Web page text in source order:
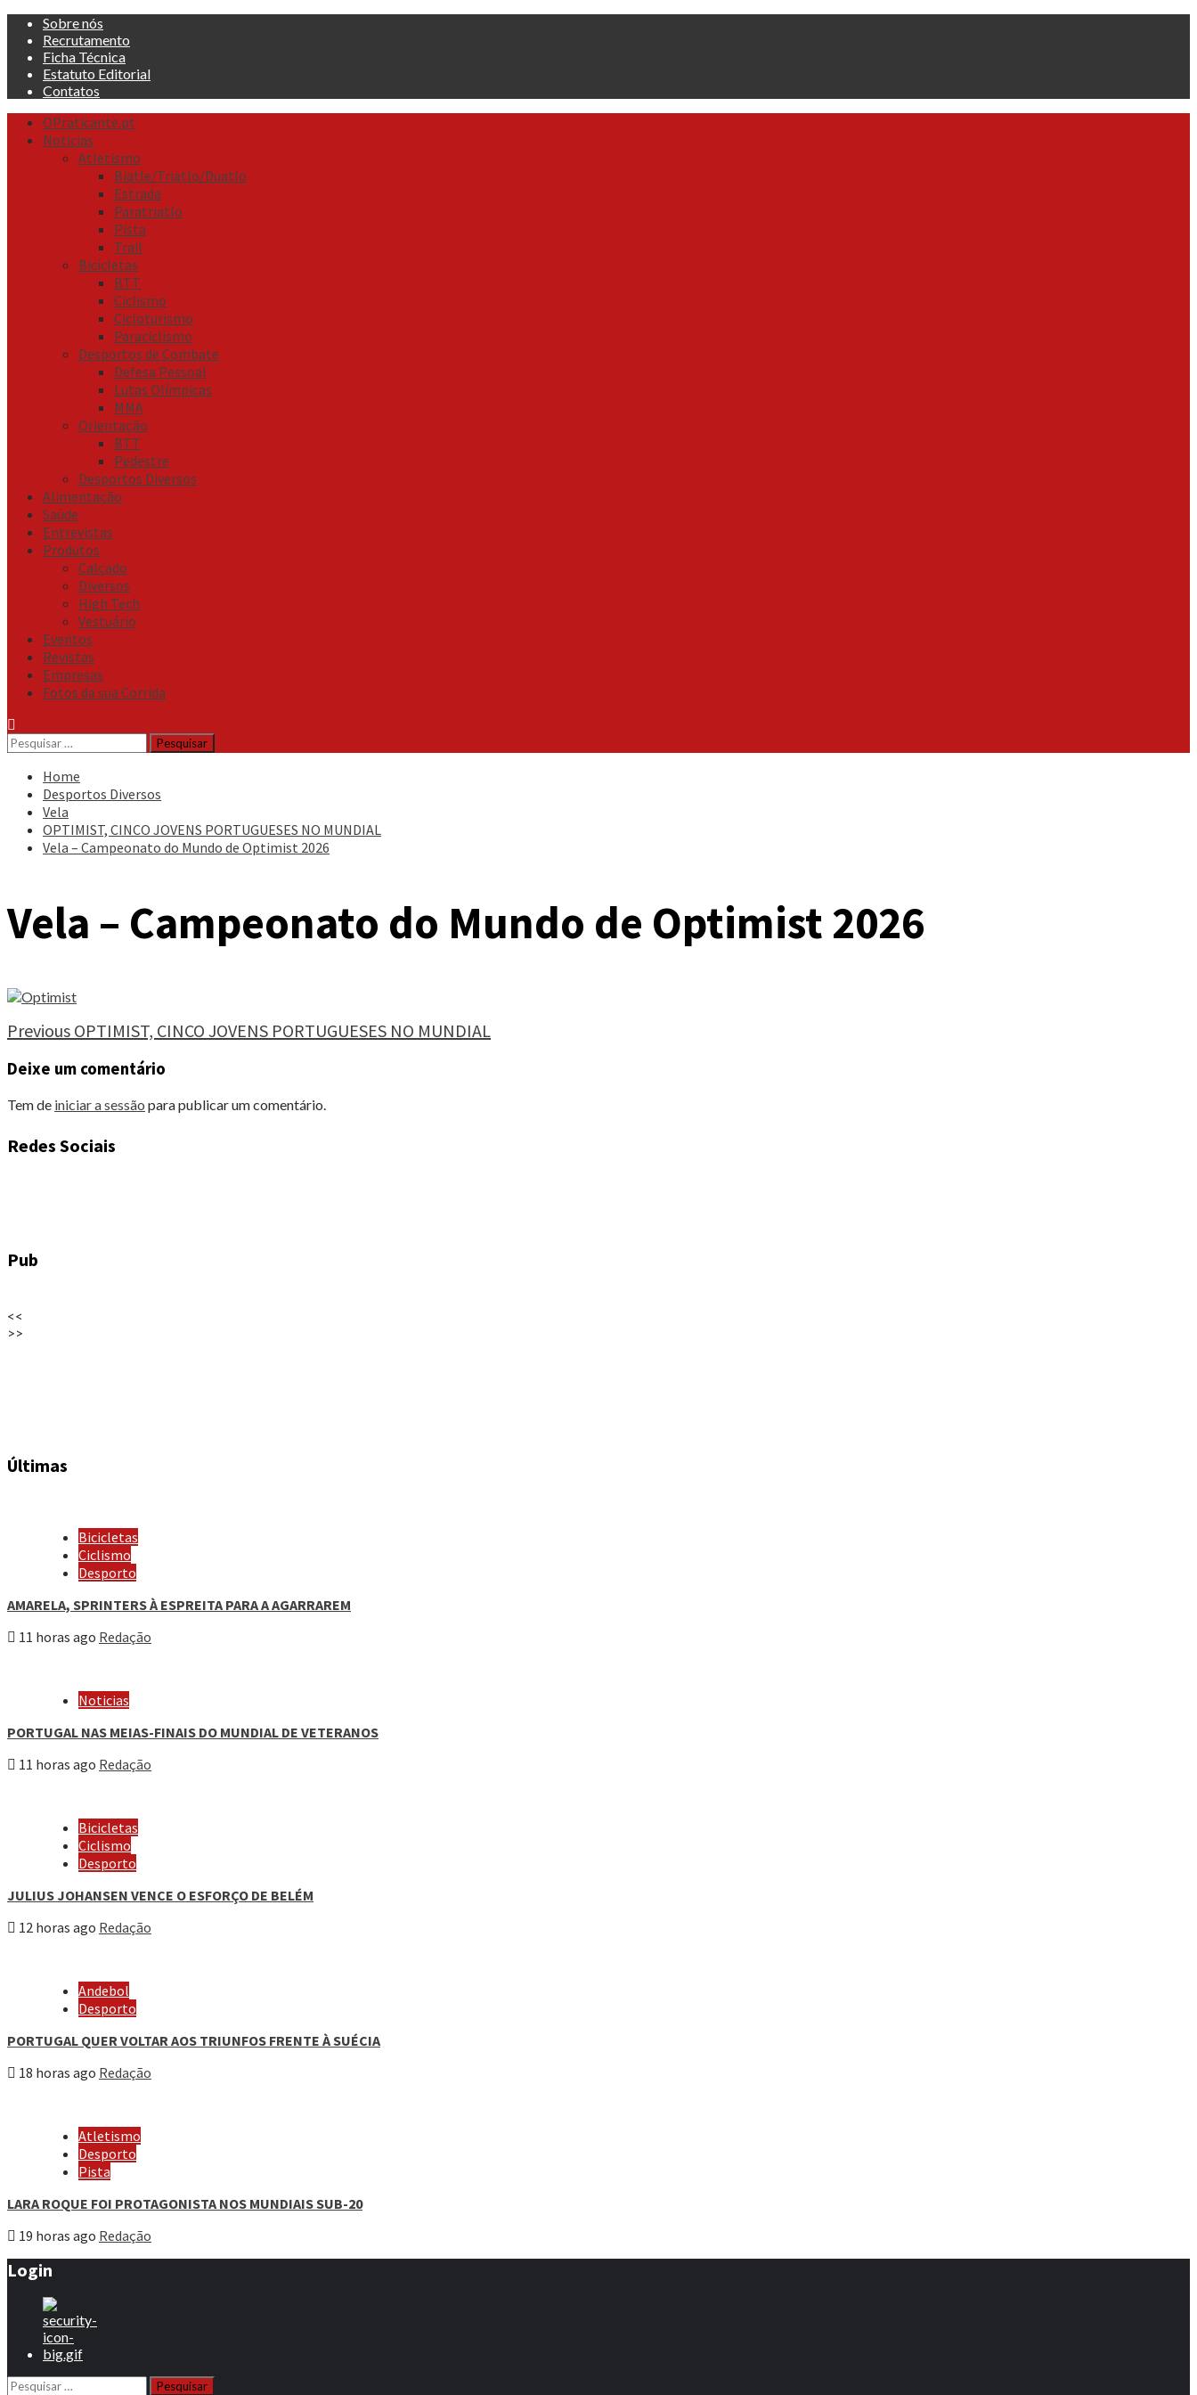
Skip
content
Sobre nós
Recrutamento
Ficha Técnica
Estatuto Editorial
Contatos
Primary
Menu
OPraticante.pt
Noticias
Atletismo
Biatle/Triatlo/Duatlo
Estrada
Paratriatlo
Pista
Trail
Bicicletas
BTT
Ciclismo
Cicloturismo
Paraciclismo
Desportos de Combate
Defesa Pessoal
Lutas Olímpicas
MMA
Orientação
BTT
Pedestre
Desportos Diversos
Alimentação
Saúde
Entrevistas
Produtos
Calçado
Diversos
High Tech
Vestuário
Eventos
Revistas
Empresas
Fotos da sua Corrida
Pesquisar
por:
Home
Desportos Diversos
Vela
OPTIMIST, CINCO JOVENS PORTUGUESES NO MUNDIAL
Vela – Campeonato do Mundo de Optimist 2026
Vela – Campeonato do Mundo de Optimist 2026
Continue
Reading
Previous OPTIMIST, CINCO JOVENS PORTUGUESES NO MUNDIAL
Deixe um comentário
Tem de iniciar a sessão para publicar um comentário.
Redes Sociais
Pub
<<
>>
Últimas
Bicicletas
Ciclismo
Desporto
AMARELA, SPRINTERS À ESPREITA PARA A AGARRAREM
11 horas ago Redação
Noticias
PORTUGAL NAS MEIAS-FINAIS DO MUNDIAL DE VETERANOS
11 horas ago Redação
Bicicletas
Ciclismo
Desporto
JULIUS JOHANSEN VENCE O ESFORÇO DE BELÉM
12 horas ago Redação
Andebol
Desporto
PORTUGAL QUER VOLTAR AOS TRIUNFOS FRENTE À SUÉCIA
18 horas ago Redação
Atletismo
Desporto
Pista
LARA ROQUE FOI PROTAGONISTA NOS MUNDIAIS SUB-20
19 horas ago Redação
Login
Pesquisar